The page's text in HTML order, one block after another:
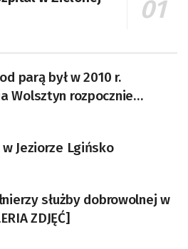
parą był w 2010 r.
Wolsztyn rozpocznie
Tr5-65
Jeziorze Lgińsko
służby dobrowolnej w
ZDJĘĆ]